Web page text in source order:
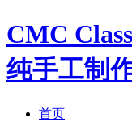
CMC
纯手工制
首页